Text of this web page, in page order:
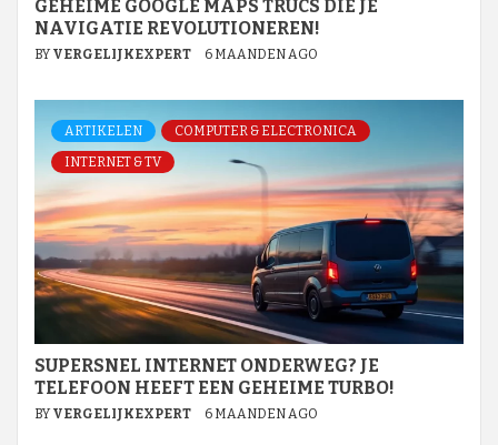
GEHEIME GOOGLE MAPS TRUCS DIE JE
NAVIGATIE REVOLUTIONEREN!
BY VERGELIJKEXPERT 6 MAANDEN AGO
ARTIKELEN
COMPUTER & ELECTRONICA
INTERNET & TV
SUPERSNEL INTERNET ONDERWEG? JE
TELEFOON HEEFT EEN GEHEIME TURBO!
BY VERGELIJKEXPERT 6 MAANDEN AGO